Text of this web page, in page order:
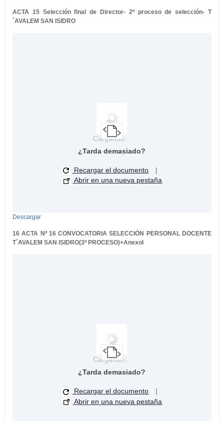
ACTA 15 Selección final de Director- 2º proceso de selección- T
´AVALEM SAN ISIDRO
Cargando...
¿Tarda demasiado?
Recargar el documento
|
Abrir en una nueva pestaña
Descargar
16 ACTA Nº 16 CONVOCATORIA SELECCIÓN PERSONAL DOCENTE
T´AVALEM SAN ISIDRO(3º PROCESO)+AnexoI
Cargando...
¿Tarda demasiado?
Recargar el documento
|
Abrir en una nueva pestaña